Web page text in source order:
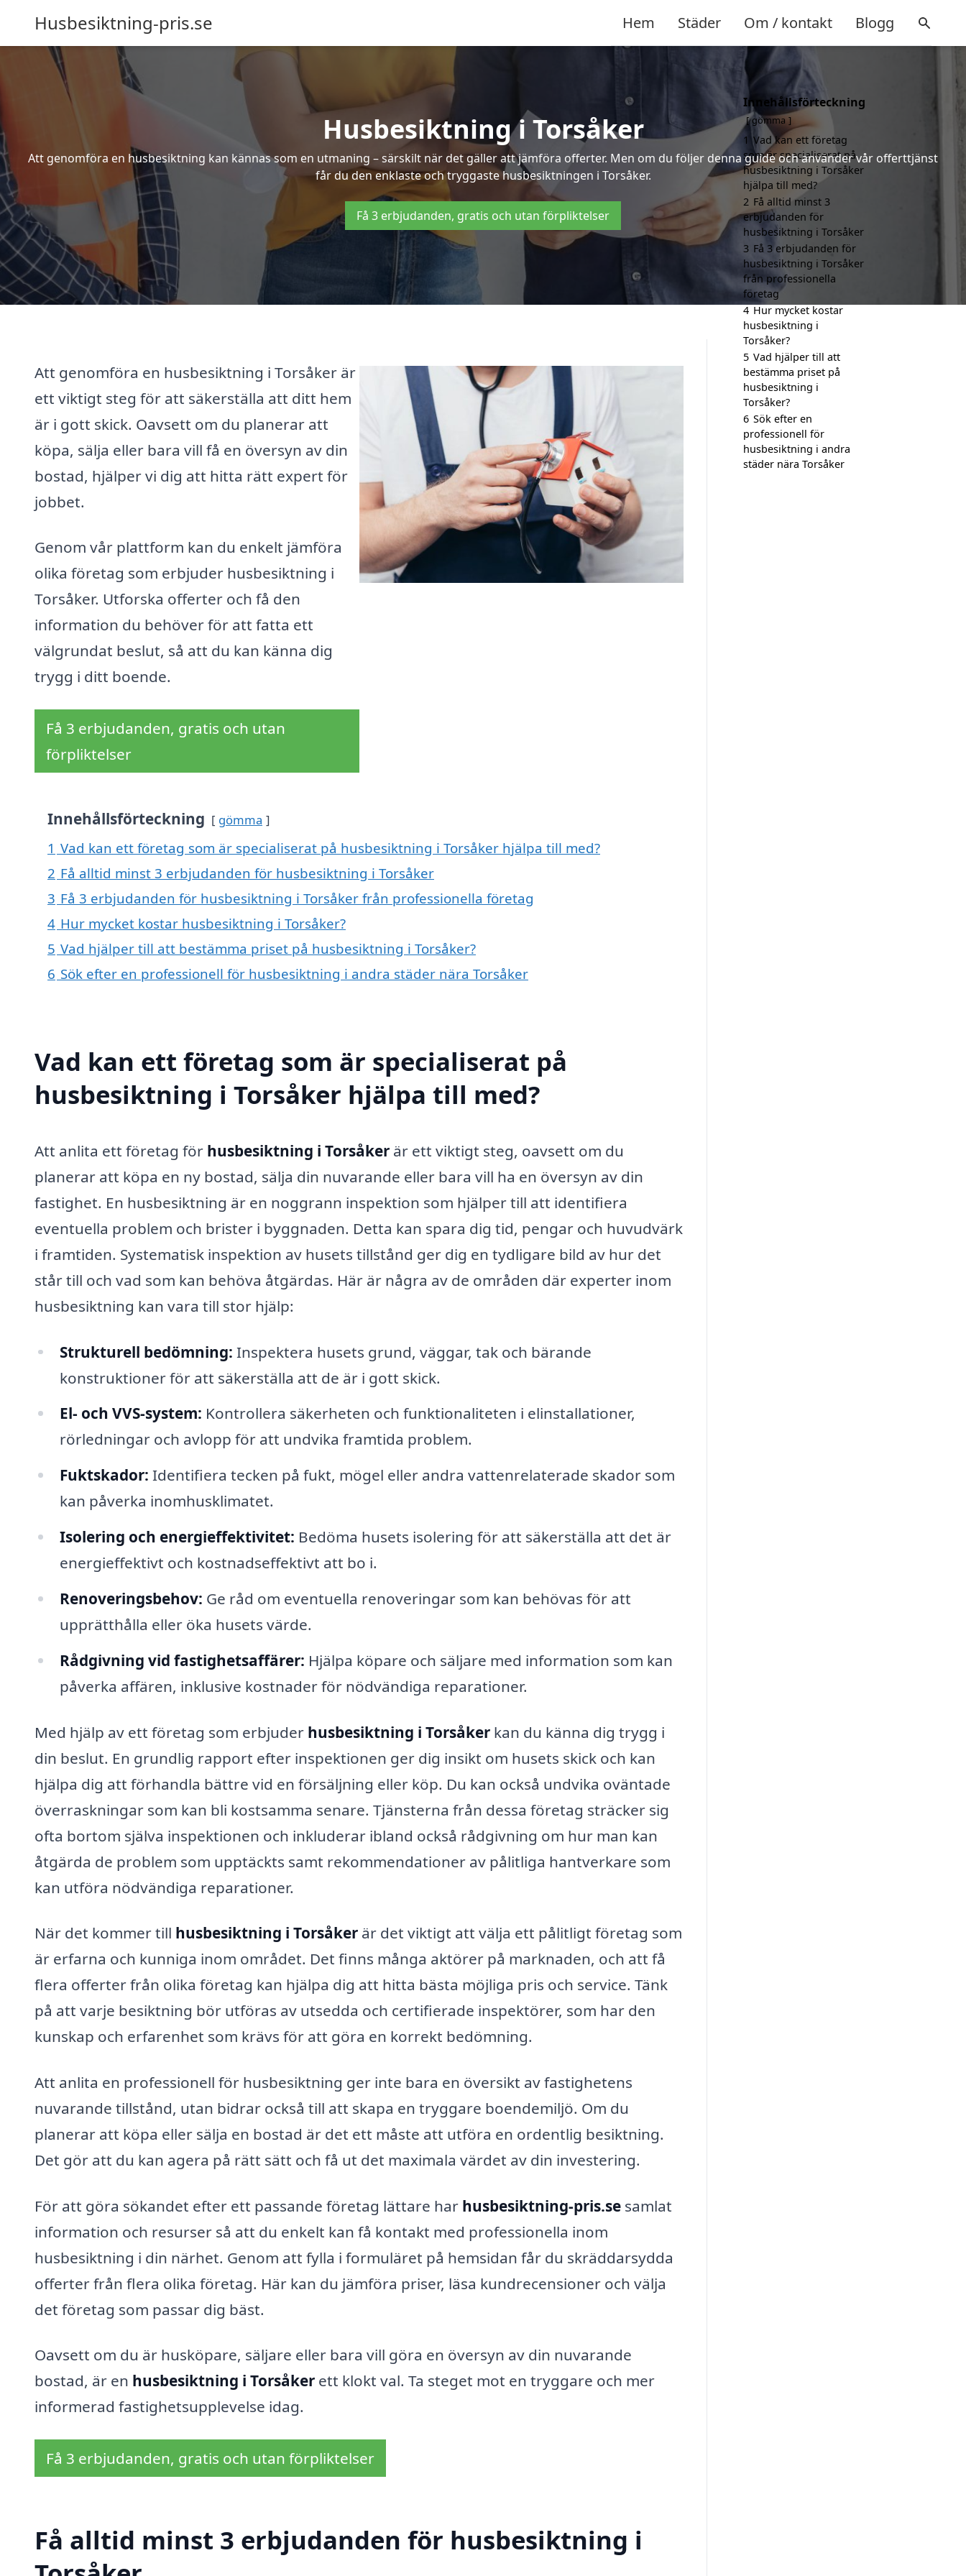
Husbesiktning-pris.se Hem Städer Om / kontakt Blogg
Husbesiktning i Torsåker
Att genomföra en husbesiktning kan kännas som en utmaning – särskilt när det gäller att jämföra offerter. Men om du följer denna guide och använder vår offerttjänst
får du den enklaste och tryggaste husbesiktningen i Torsåker.
Få 3 erbjudanden, gratis och utan förpliktelser
Att genomföra en husbesiktning i Torsåker är
ett viktigt steg för att säkerställa att ditt hem
är i gott skick. Oavsett om du planerar att
köpa, sälja eller bara vill få en översyn av din
bostad, hjälper vi dig att hitta rätt expert för
jobbet.
Genom vår plattform kan du enkelt jämföra
olika företag som erbjuder husbesiktning i
Torsåker. Utforska offerter och få den
information du behöver för att fatta ett
välgrundat beslut, så att du kan känna dig
trygg i ditt boende.
Få 3 erbjudanden, gratis och utan
förpliktelser
Innehållsförteckning gömma
1 Vad kan ett företag som är specialiserat på husbesiktning i Torsåker hjälpa till med?
2 Få alltid minst 3 erbjudanden för husbesiktning i Torsåker
3 Få 3 erbjudanden för husbesiktning i Torsåker från professionella företag
4 Hur mycket kostar husbesiktning i Torsåker?
5 Vad hjälper till att bestämma priset på husbesiktning i Torsåker?
6 Sök efter en professionell för husbesiktning i andra städer nära Torsåker
Vad kan ett företag som är specialiserat på
husbesiktning i Torsåker hjälpa till med?
Att anlita ett företag för husbesiktning i Torsåker är ett viktigt steg, oavsett om du
planerar att köpa en ny bostad, sälja din nuvarande eller bara vill ha en översyn av din
fastighet. En husbesiktning är en noggrann inspektion som hjälper till att identifiera
eventuella problem och brister i byggnaden. Detta kan spara dig tid, pengar och huvudvärk
i framtiden. Systematisk inspektion av husets tillstånd ger dig en tydligare bild av hur det
står till och vad som kan behöva åtgärdas. Här är några av de områden där experter inom
husbesiktning kan vara till stor hjälp:
Strukturell bedömning: Inspektera husets grund, väggar, tak och bärande
konstruktioner för att säkerställa att de är i gott skick.
El- och VVS-system: Kontrollera säkerheten och funktionaliteten i elinstallationer,
rörledningar och avlopp för att undvika framtida problem.
Fuktskador: Identifiera tecken på fukt, mögel eller andra vattenrelaterade skador som
kan påverka inomhusklimatet.
Isolering och energieffektivitet: Bedöma husets isolering för att säkerställa att det är
energieffektivt och kostnadseffektivt att bo i.
Renoveringsbehov: Ge råd om eventuella renoveringar som kan behövas för att
upprätthålla eller öka husets värde.
Rådgivning vid fastighetsaffärer: Hjälpa köpare och säljare med information som kan
påverka affären, inklusive kostnader för nödvändiga reparationer.
Med hjälp av ett företag som erbjuder husbesiktning i Torsåker kan du känna dig trygg i
din beslut. En grundlig rapport efter inspektionen ger dig insikt om husets skick och kan
hjälpa dig att förhandla bättre vid en försäljning eller köp. Du kan också undvika oväntade
överraskningar som kan bli kostsamma senare. Tjänsterna från dessa företag sträcker sig
ofta bortom själva inspektionen och inkluderar ibland också rådgivning om hur man kan
åtgärda de problem som upptäckts samt rekommendationer av pålitliga hantverkare som
kan utföra nödvändiga reparationer.
När det kommer till husbesiktning i Torsåker är det viktigt att välja ett pålitligt företag som
är erfarna och kunniga inom området. Det finns många aktörer på marknaden, och att få
flera offerter från olika företag kan hjälpa dig att hitta bästa möjliga pris och service. Tänk
på att varje besiktning bör utföras av utsedda och certifierade inspektörer, som har den
kunskap och erfarenhet som krävs för att göra en korrekt bedömning.
Att anlita en professionell för husbesiktning ger inte bara en översikt av fastighetens
nuvarande tillstånd, utan bidrar också till att skapa en tryggare boendemiljö. Om du
planerar att köpa eller sälja en bostad är det ett måste att utföra en ordentlig besiktning.
Det gör att du kan agera på rätt sätt och få ut det maximala värdet av din investering.
För att göra sökandet efter ett passande företag lättare har husbesiktning-pris.se samlat
information och resurser så att du enkelt kan få kontakt med professionella inom
husbesiktning i din närhet. Genom att fylla i formuläret på hemsidan får du skräddarsydda
offerter från flera olika företag. Här kan du jämföra priser, läsa kundrecensioner och välja
det företag som passar dig bäst.
Oavsett om du är husköpare, säljare eller bara vill göra en översyn av din nuvarande
bostad, är en husbesiktning i Torsåker ett klokt val. Ta steget mot en tryggare och mer
informerad fastighetsupplevelse idag.
Få 3 erbjudanden, gratis och utan förpliktelser
Få alltid minst 3 erbjudanden för husbesiktning i
Innehållsförteckning
gömma
1 Vad kan ett företag
som är specialiserat på
husbesiktning i Torsåker
hjälpa till med?
2 Få alltid minst 3
erbjudanden för
husbesiktning i Torsåker
3 Få 3 erbjudanden för
husbesiktning i Torsåker
från professionella
företag
4 Hur mycket kostar
husbesiktning i
Torsåker?
5 Vad hjälper till att
bestämma priset på
husbesiktning i
Torsåker?
6 Sök efter en
professionell för
husbesiktning i andra
städer nära Torsåker